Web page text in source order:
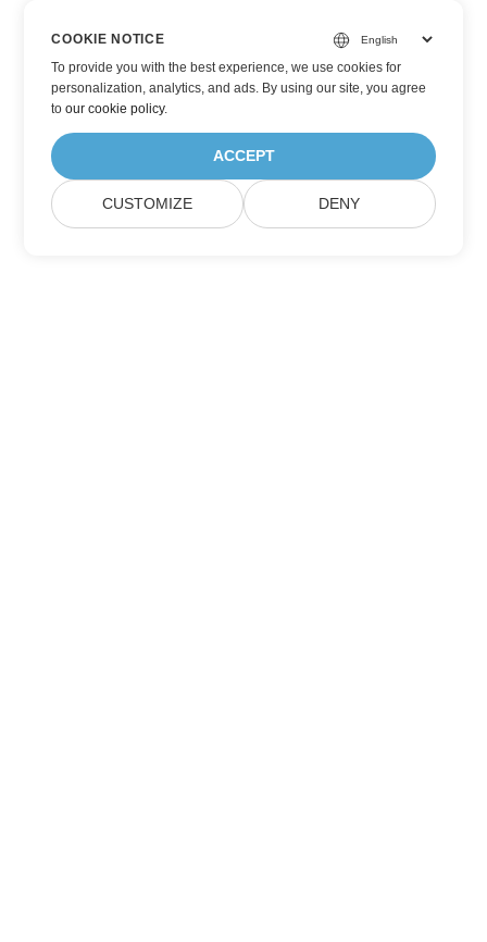
COOKIE NOTICE
To provide you with the best experience, we use cookies for
personalization, analytics, and ads. By using our site, you agree
toour cookie policy.
ACCEPT
CUSTOMIZE DENY